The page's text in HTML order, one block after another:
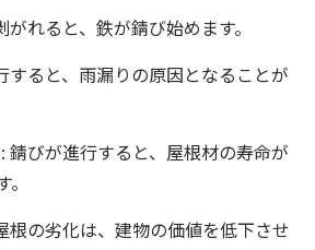
がれると、鉄が錆び始めます。
すると、雨漏りの原因となることが
錆びが進行すると、屋根材の寿命が
根の劣化は、建物の価値を低下させ